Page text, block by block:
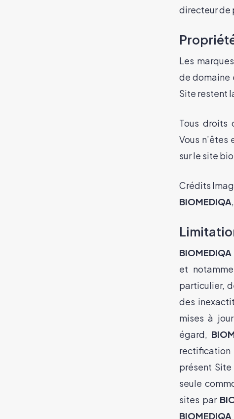
directeur de
Les
de domaine
Site restent
Tous droits
Vous
sur le site
Crédits
BIOMEDIQA
BIOMEDIQA
et
particulier,
des
mises à
égard,
rectification
présent
seule
sites par
BIOMEDIQA